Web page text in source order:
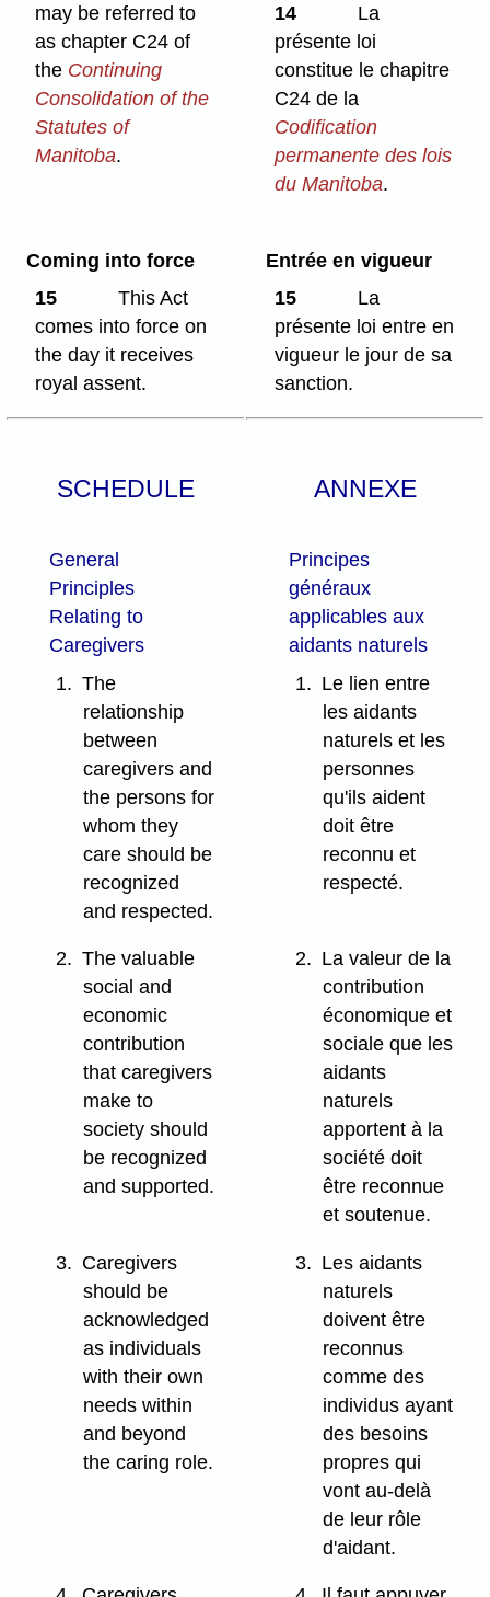
may be referred to
as chapter C24 of
the Continuing
Consolidation of the
Statutes of
Manitoba.
14
La
présente loi
constitue le chapitre
C24 de la
Codification
permanente des lois
du Manitoba.
Coming into force
15
This Act
comes into force on
the day it receives
royal assent.
Entrée en vigueur
15
La
présente loi entre en
vigueur le jour de sa
sanction.
SCHEDULE ANNEXE
General
Principles
Relating to
Caregivers
Principes
généraux
applicables aux
aidants naturels
1. The
relationship
between
caregivers and
the persons for
whom they
care should be
recognized
and respected.
1. Le lien entre
les aidants
naturels et les
personnes
qu'ils aident
doit être
reconnu et
respecté.
2. The valuable
social and
economic
contribution
that caregivers
make to
society should
be recognized
and supported.
2. La valeur de la
contribution
économique et
sociale que les
aidants
naturels
apportent à la
société doit
être reconnue
et soutenue.
3. Caregivers
should be
acknowledged
as individuals
with their own
needs within
and beyond
the caring role.
3. Les aidants
naturels
doivent être
reconnus
comme des
individus ayant
des besoins
propres qui
vont au-delà
de leur rôle
d'aidant.